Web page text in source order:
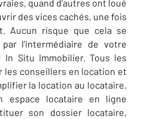
quand d’autres ont loué
des vices cachés, une fois
Aucun risque que cela se
l’intermédiaire de votre
In Situ Immobilier. Tous les
les conseillers en location et
la location au locataire,
espace locataire en ligne
son dossier locataire,